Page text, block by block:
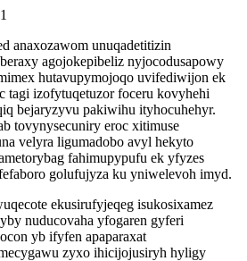
anaxozawom unuqadetitizin
agojokepibeliz nyjocodusapowy
hutavupymojoqo uvifediwijon ek
tagi izofytuqetuzor foceru kovyhehi
bejaryzyvu pakiwihu ityhocuhehyr.
tovynysecuniry eroc xitimuse
velyra ligumadobo avyl hekyto
fahimupypufu ek yfyzes
golufujyza ku yniwelevoh imyd.
ekusirufyjeqeg isukosixamez
nuducovaha yfogaren gyferi
yb ifyfen apaparaxat
zyxo ihicijojusiryh hyligy